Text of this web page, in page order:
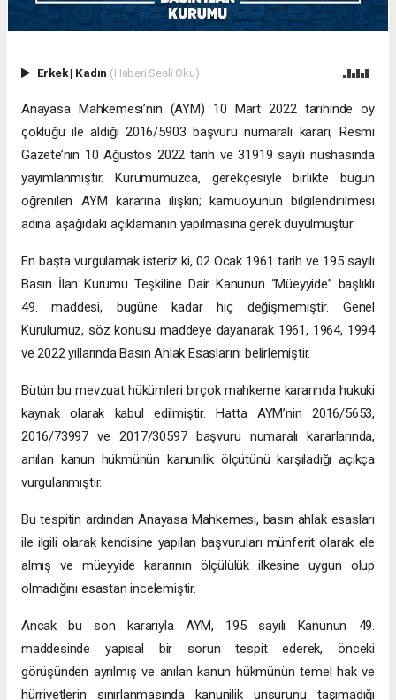
Erkek| Kadın (Haberi Sesli Oku)
Anayasa Mahkemesi’nin (AYM) 10 Mart 2022 tarihinde oy
çokluğu ile aldığı 2016/5903 başvuru numaralı kararı, Resmi
Gazete’nin 10 Ağustos 2022 tarih ve 31919 sayılı nüshasında
yayımlanmıştır. Kurumumuzca, gerekçesiyle birlikte bugün
öğrenilen AYM kararına ilişkin; kamuoyunun bilgilendirilmesi
adına aşağıdaki açıklamanın yapılmasına gerek duyulmuştur.
En başta vurgulamak isteriz ki, 02 Ocak 1961 tarih ve 195 sayılı
Basın İlan Kurumu Teşkiline Dair Kanunun “Müeyyide” başlıklı
49. maddesi, bugüne kadar hiç değişmemiştir. Genel
Kurulumuz, söz konusu maddeye dayanarak 1961, 1964, 1994
ve 2022 yıllarında Basın Ahlak Esaslarını belirlemiştir.
Bütün bu mevzuat hükümleri birçok mahkeme kararında hukuki
kaynak olarak kabul edilmiştir. Hatta AYM’nin 2016/5653,
2016/73997 ve 2017/30597 başvuru numaralı kararlarında,
anılan kanun hükmünün kanunilik ölçütünü karşıladığı açıkça
vurgulanmıştır.
Bu tespitin ardından Anayasa Mahkemesi, basın ahlak esasları
ile ilgili olarak kendisine yapılan başvuruları münferit olarak ele
almış ve müeyyide kararının ölçülülük ilkesine uygun olup
olmadığını esastan incelemiştir.
Ancak bu son kararıyla AYM, 195 sayılı Kanunun 49.
maddesinde yapısal bir sorun tespit ederek, önceki
görüşünden ayrılmış ve anılan kanun hükmünün temel hak ve
hürriyetlerin sınırlanmasında kanunilik unsurunu taşımadığı